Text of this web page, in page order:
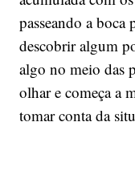
passeando a boca
descobrir algum
algo no meio das
olhar e começa a
tomar conta da